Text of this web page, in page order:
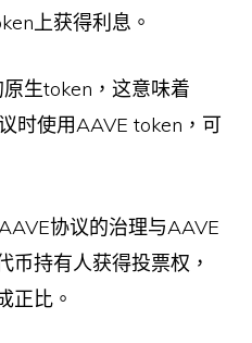
上获得利息。
生token，这意味着
时使用AAVE token，可
协议的治理与AAVE
币持有人获得投票权，
正比。